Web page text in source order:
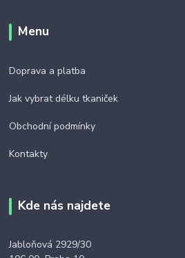
Menu
Doprava a platba
Jak vybrat délku tkaniček
Obchodní podmínky
Kontakty
Kde nás najdete
Jabloňová 2929/30